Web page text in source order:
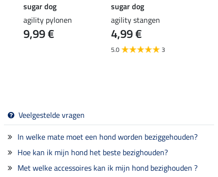
sugar dog
agility pylonen
9,99 €
sugar dog
agility stangen
4,99 €
5.0 3
Veelgestelde vragen
In welke mate moet een hond worden beziggehouden?
Hoe kan ik mijn hond het beste bezighouden?
Met welke accessoires kan ik mijn hond bezighouden ?